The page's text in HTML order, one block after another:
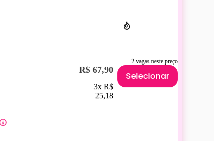
2 vagas neste preço
R$ 67,90
3x R$
25,18
Selecionar